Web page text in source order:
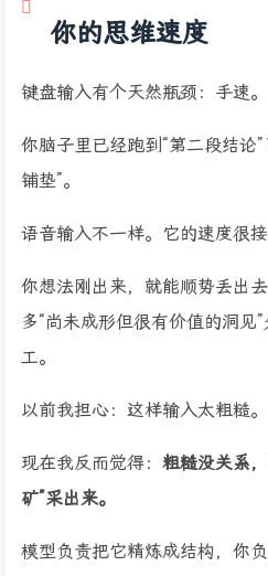
你的思维速度
键盘输入有个天然瓶颈：手速。
你脑子里已经跑到“第二段结论
铺垫”。
语音输入不一样。它的速度很接
你想法刚出来，就能顺势丢出
多“尚未成形但很有价值的洞见
工。
以前我担心：这样输入太粗糙。
现在我反而觉得： 粗糙没关系
矿”采出来。
模型负责把它精炼成结构，你负